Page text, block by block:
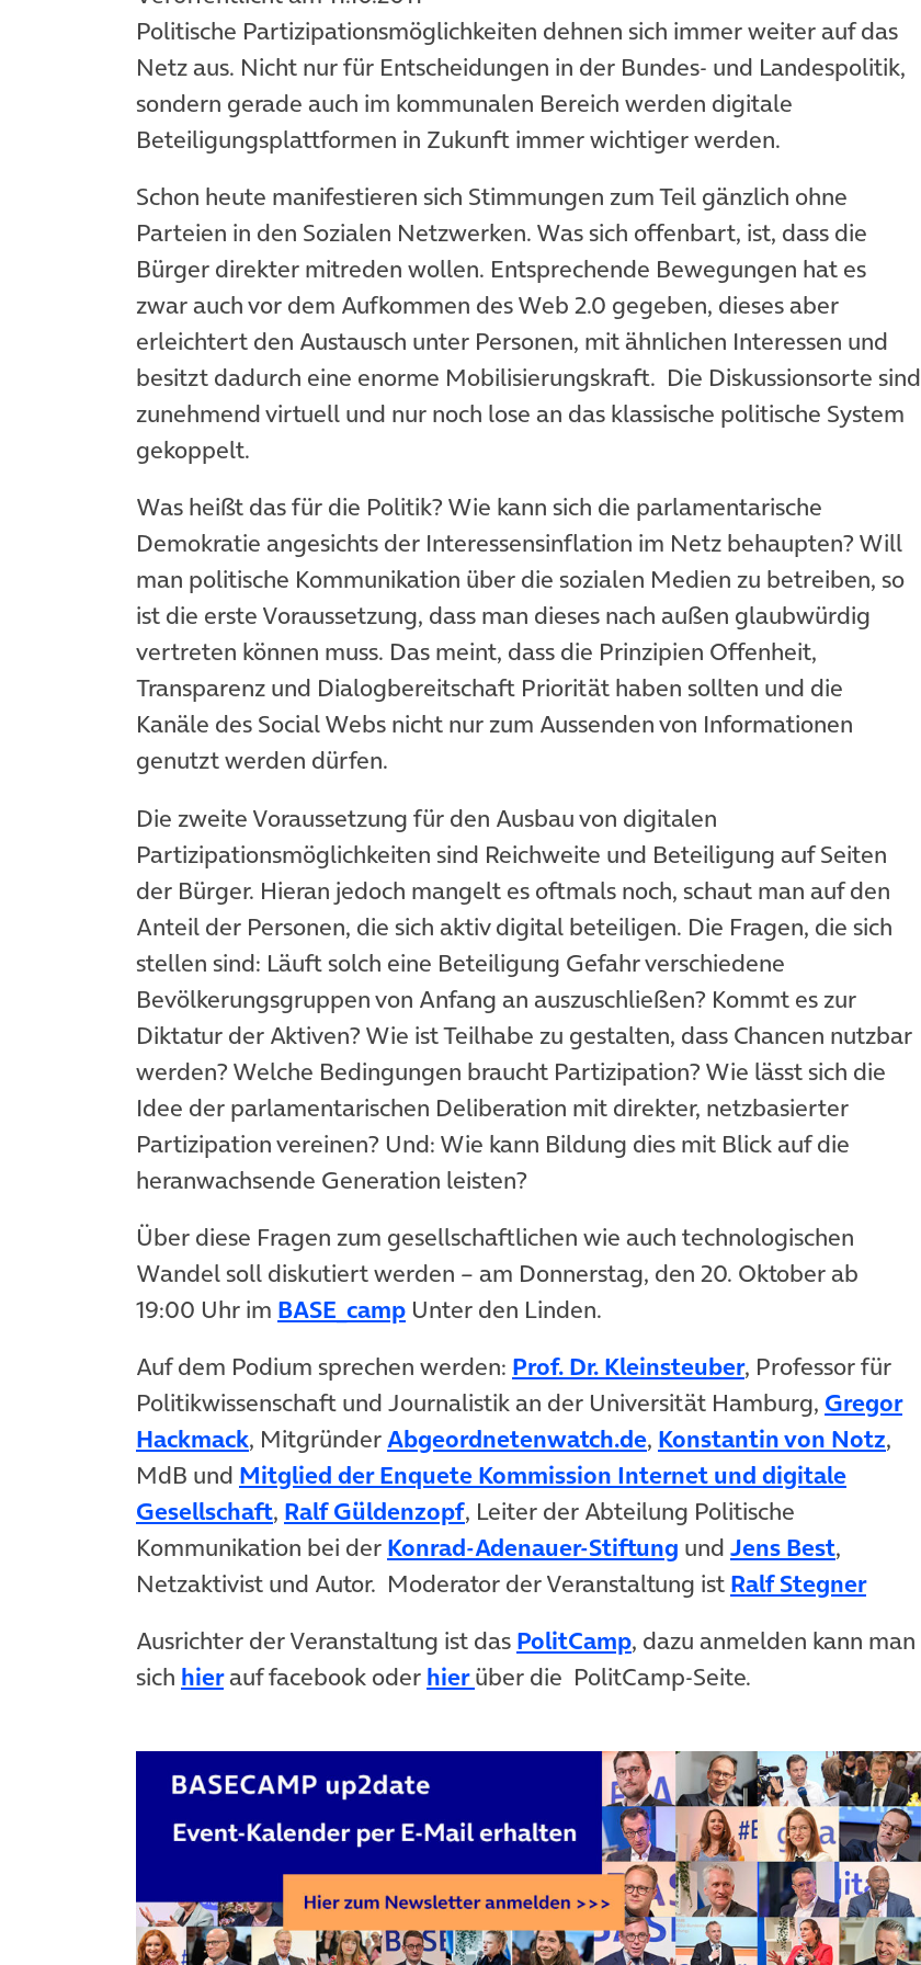
Politische Partizipationsmöglichkeiten dehnen sich immer weiter auf das
Netz aus. Nicht nur für Entscheidungen in der Bundes- und Landespolitik,
sondern gerade auch im kommunalen Bereich werden digitale
Beteiligungsplattformen in Zukunft immer wichtiger werden.
Schon heute manifestieren sich Stimmungen zum Teil gänzlich ohne
Parteien in den Sozialen Netzwerken. Was sich offenbart, ist, dass die
Bürger direkter mitreden wollen. Entsprechende Bewegungen hat es
zwar auch vor dem Aufkommen des Web 2.0 gegeben, dieses aber
erleichtert den Austausch unter Personen, mit ähnlichen Interessen und
besitzt dadurch eine enorme Mobilisierungskraft. Die Diskussionsorte sind
zunehmend virtuell und nur noch lose an das klassische politische System
gekoppelt.
Was heißt das für die Politik? Wie kann sich die parlamentarische
Demokratie angesichts der Interessensinflation im Netz behaupten? Will
man politische Kommunikation über die sozialen Medien zu betreiben, so
ist die erste Voraussetzung, dass man dieses nach außen glaubwürdig
vertreten können muss. Das meint, dass die Prinzipien Offenheit,
Transparenz und Dialogbereitschaft Priorität haben sollten und die
Kanäle des Social Webs nicht nur zum Aussenden von Informationen
genutzt werden dürfen.
Die zweite Voraussetzung für den Ausbau von digitalen
Partizipationsmöglichkeiten sind Reichweite und Beteiligung auf Seiten
der Bürger. Hieran jedoch mangelt es oftmals noch, schaut man auf den
Anteil der Personen, die sich aktiv digital beteiligen. Die Fragen, die sich
stellen sind: Läuft solch eine Beteiligung Gefahr verschiedene
Bevölkerungsgruppen von Anfang an auszuschließen? Kommt es zur
Diktatur der Aktiven? Wie ist Teilhabe zu gestalten, dass Chancen nutzbar
werden? Welche Bedingungen braucht Partizipation? Wie lässt sich die
Idee der parlamentarischen Deliberation mit direkter, netzbasierter
Partizipation vereinen? Und: Wie kann Bildung dies mit Blick auf die
heranwachsende Generation leisten?
Über diese Fragen zum gesellschaftlichen wie auch technologischen
Wandel soll diskutiert werden – am Donnerstag, den 20. Oktober ab
19:00 Uhr im BASE_camp Unter den Linden.
Auf dem Podium sprechen werden: Prof. Dr. Kleinsteuber, Professor für
Politikwissenschaft und Journalistik an der Universität Hamburg, Gregor
Hackmack, MitgründerAbgeordnetenwatch.de, Konstantin von Notz,
MdB und Mitglied der Enquete Kommission Internet und digitale
Gesellschaft, Ralf Güldenzopf, Leiter der Abteilung Politische
Kommunikation bei der Konrad-Adenauer-Stiftung und Jens Best,
Netzaktivist und Autor. Moderator der Veranstaltung ist Ralf Stegner
Ausrichter der Veranstaltung ist das PolitCamp, dazu anmelden kann man
sich hierauf facebook oder hier(öffnet in neuem Tab)
über die PolitCamp-Seite.